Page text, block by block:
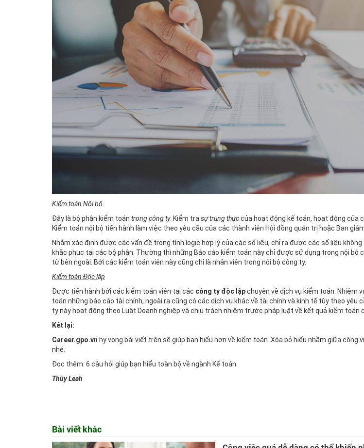
Kiểm toán Nội bộ
Đây là bộ phận kiểm toán trong công ty. Kiểm tra sự trung thựccủa hoạt động kế toán, hoạt động của
Kiểm toán nội bộ tiến hành làm việc theo yêu cầu của các thành viên Hội đồng quản trị hoặc Ban
Nhằm xác định được các vấn đề trong tính logic hợp lý của các số liệu, chỉ ra được các số liệu
khắc phục tại các bộ phận. Thường thì những Báo cáo kiểm toán này chỉ được sử dụng trong nội bộ
từ bên ngoài. Bởi các kiểm toán viên này cũng chỉ là nhân viên trong nội bộ công ty.
Kiểm toán Độc lập
Được tiến hành bởi các kiểm toán viên tại các công ty độc lậpchuyên về dịch vụ kiểm toán. Nhiệm
toán những báo cáo tài chính, ngoài ra cũng có các dịch vụ khác về tài chính và kinh tế tùy theo yêu
ty này hoạt động theo Luật Doanh nghiệp và chịu trách nhiệm trước pháp luật về kết quả kiểm toán
Kết lại:
Career.gpo.vn hy vọng bài viết trên sẽ giúp bạn hiểu hơn về kiểm toán. Xóa bỏ hiểu nhầm giữa công
nhé.
Đọc thêm: 6 câu hỏi giúp bạn hiểu toàn bộ về ngành Kế toán
Thùy Leah
Bài viết khác